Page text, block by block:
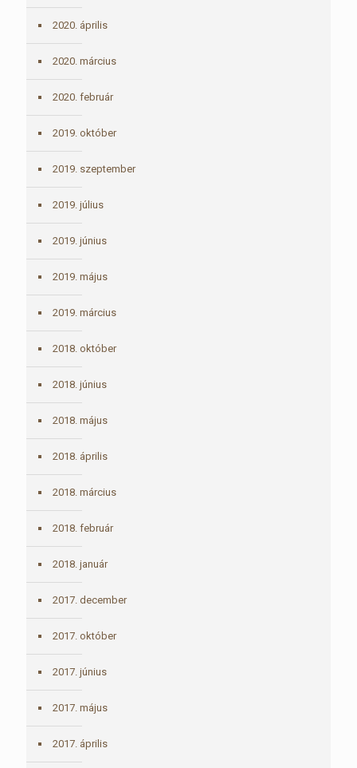
2020. április
2020. március
2020. február
2019. október
2019. szeptember
2019. július
2019. június
2019. május
2019. március
2018. október
2018. június
2018. május
2018. április
2018. március
2018. február
2018. január
2017. december
2017. október
2017. június
2017. május
2017. április